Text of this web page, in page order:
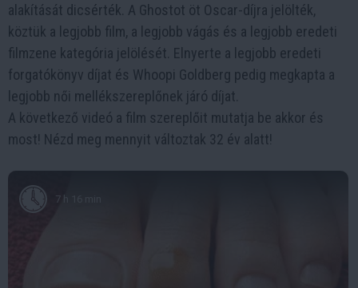
alakítását dicsérték. A Ghostot öt Oscar-díjra jelölték,
köztük a legjobb film, a legjobb vágás és a legjobb eredeti
filmzene kategória jelölését. Elnyerte a legjobb eredeti
forgatókönyv díjat és Whoopi Goldberg pedig megkapta a
legjobb női mellékszereplőnek járó díjat.
A következő videó a film szereplőit mutatja be akkor és
most! Nézd meg mennyit változtak 32 év alatt!
7 h 16 min